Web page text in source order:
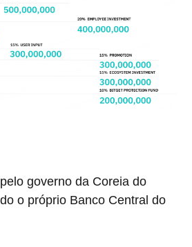
governo da Coreia do
o próprio Banco Central do